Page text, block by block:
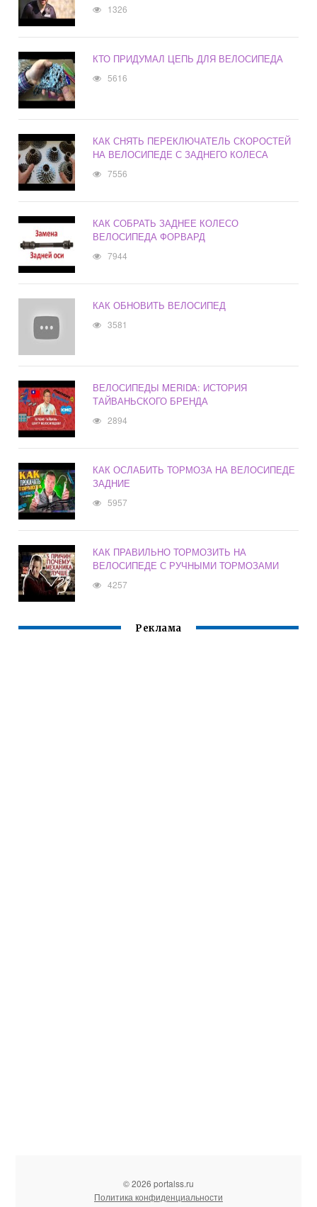
1326
КТО ПРИДУМАЛ ЦЕПЬ ДЛЯ ВЕЛОСИПЕДА
5616
КАК СНЯТЬ ПЕРЕКЛЮЧАТЕЛЬ СКОРОСТЕЙ
НА ВЕЛОСИПЕДЕ С ЗАДНЕГО КОЛЕСА
7556
КАК СОБРАТЬ ЗАДНЕЕ КОЛЕСО
ВЕЛОСИПЕДА ФОРВАРД
7944
КАК ОБНОВИТЬ ВЕЛОСИПЕД
3581
ВЕЛОСИПЕДЫ MERIDA: ИСТОРИЯ
ТАЙВАНЬСКОГО БРЕНДА
2894
КАК ОСЛАБИТЬ ТОРМОЗА НА ВЕЛОСИПЕДЕ
ЗАДНИЕ
5957
КАК ПРАВИЛЬНО ТОРМОЗИТЬ НА
ВЕЛОСИПЕДЕ С РУЧНЫМИ ТОРМОЗАМИ
4257
Реклама
© 2026 portalss.ru
Политика конфиденциальности